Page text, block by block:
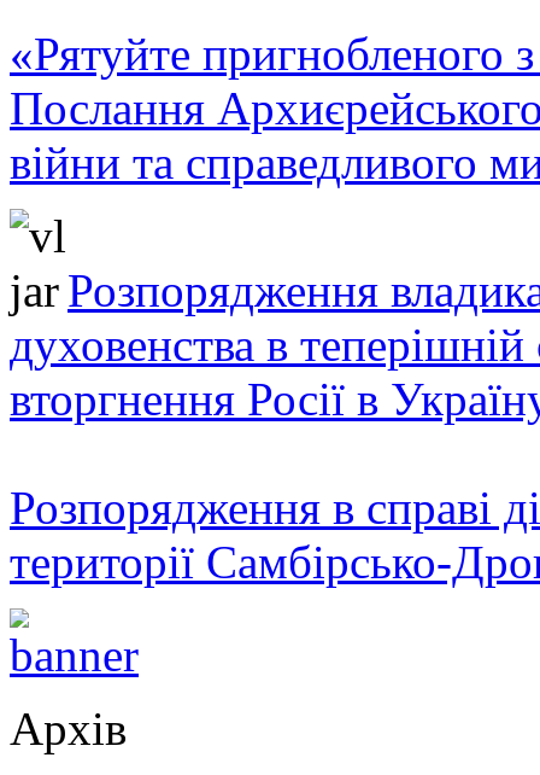
«Рятуйте пригнобленого
Послання
війни та справедливого
Розпорядження
духовенства в теперішній
вторгнення Росії в
Розпорядження в справі
території Самбірсько-
Архів